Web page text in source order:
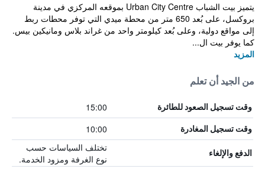
يتميز بيت الشباب Urban City Centre بموقعه المركزي في مدينة
بروكسل، على بُعد 650 متر من محطة ميدي التي توفر محطات ربط
إلى مواقع دولية، وعلى بُعد كيلومتر واحد من غراند بلاس ومانيكين بيس.
كما يوفر بيت ال...
المزيد
من الجيد أن تعلم
وقت تسجيل الصعود للطائرة 15:00
وقت تسجيل المغادرة 10:00
الدفع والإلغاء
تختلف السياسات حسب
نوع الغرفة ومزود الخدمة.